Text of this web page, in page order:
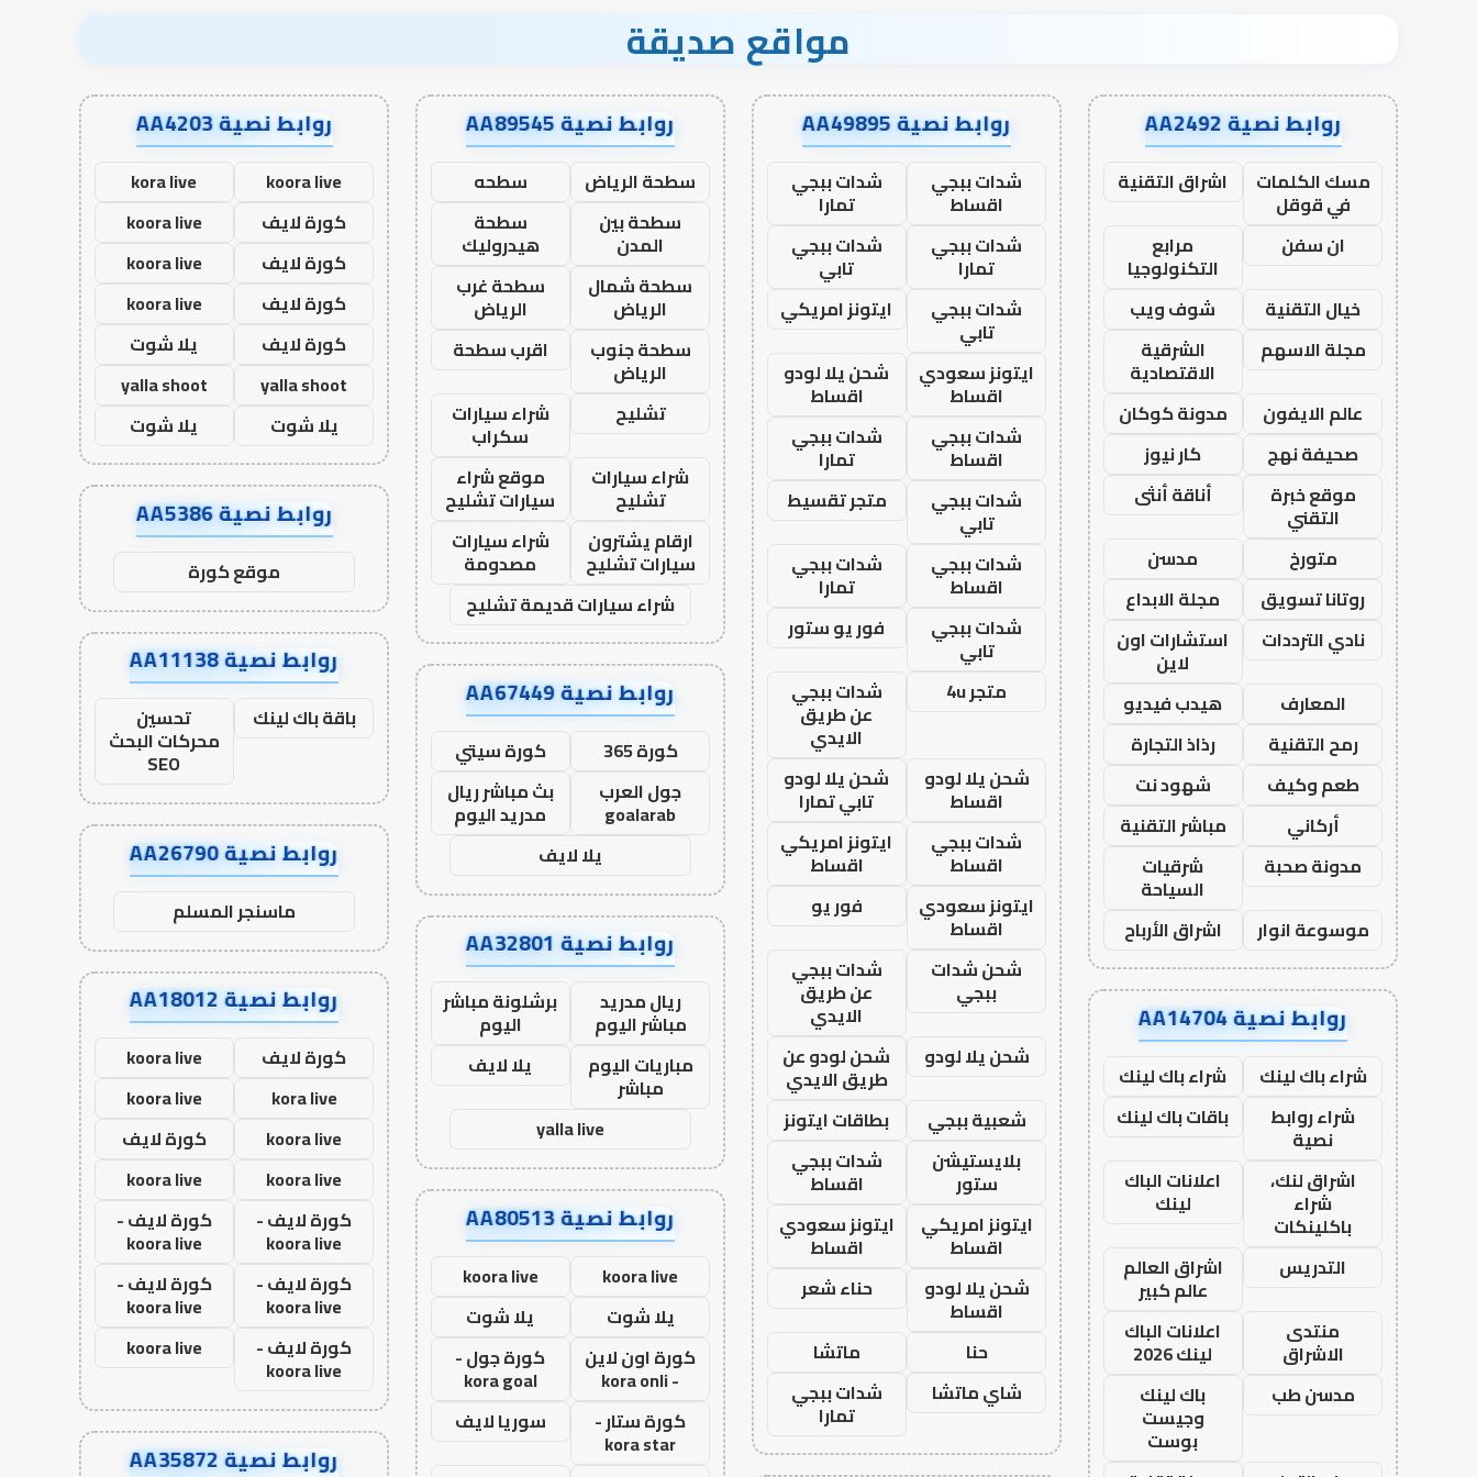
مواقع صديقة
روابط نصية AA2492
مسك الكلمات
في قوقل
اشراق التقنية
ان سفن
مرابع
التكنولوجيا
خيال التقنية
شوف ويب
مجلة الاسهم
الشرقية
الاقتصادية
عالم الايفون
مدونة كوكان
صحيفة نهج
كار نيوز
موقع خبرة
التقني
أناقة أنثى
متورخ
مدسن
روتانا تسويق
مجلة الابداع
نادي الترددات
استشارات اون
لاين
المعارف
هيدب فيديو
رمح التقنية
رذاذ التجارة
طعم وكيف
شهود نت
أركاني
مباشر التقنية
مدونة صحبة
شرقيات
السياحة
موسوعة انوار
اشراق الأرباح
روابط نصية AA14704
شراء باك لينك
شراء باك لينك
شراء روابط
نصية
باقات باك لينك
اشراق لنك،
شراء
باكلينكات
اعلانات الباك
لينك
التدريس
اشراق العالم
عالم كبير
منتدى
الاشراق
اعلانات الباك
لينك 2026
مدسن طب
باك لينك
وجيست
بوست
روابط نصية AA49895
شدات ببجي
اقساط
شدات ببجي
تمارا
شدات ببجي
تمارا
شدات ببجي
تابي
شدات ببجي
تابي
ايتونز امريكي
ايتونز سعودي
اقساط
شحن يلا لودو
اقساط
شدات ببجي
اقساط
شدات ببجي
تمارا
شدات ببجي
تابي
متجر تقسيط
شدات ببجي
اقساط
شدات ببجي
تمارا
شدات ببجي
تابي
فور يو ستور
متجر 4u
شدات ببجي
عن طريق
الايدي
شحن يلا لودو
اقساط
شحن يلا لودو
تابي تمارا
شدات ببجي
اقساط
ايتونز امريكي
اقساط
ايتونز سعودي
اقساط
فور يو
شحن شدات
ببجي
شدات ببجي
عن طريق
الايدي
شحن يلا لودو
شحن لودو عن
طريق الايدي
شعبية ببجي
بطاقات ايتونز
بلايستيشن
ستور
شدات ببجي
اقساط
ايتونز امريكي
اقساط
ايتونز سعودي
اقساط
شحن يلا لودو
اقساط
حناء شعر
حنا
ماتشا
شاي ماتشا
شدات ببجي
تمارا
روابط نصية AA89545
سطحة الرياض
سطحه
سطحة بين
المدن
سطحة
هيدروليك
سطحة شمال
الرياض
سطحة غرب
الرياض
سطحة جنوب
الرياض
اقرب سطحة
تشليح
شراء سيارات
سكراب
شراء سيارات
تشليح
موقع شراء
سيارات تشليح
ارقام يشترون
سيارات تشليح
شراء سيارات
مصدومة
شراء سيارات قديمة تشليح
روابط نصية AA67449
كورة 365
كورة سيتي
جول العرب
goalarab
بث مباشر ريال
مدريد اليوم
يلا لايف
روابط نصية AA32801
ريال مدريد
مباشر اليوم
برشلونة مباشر
اليوم
مباريات اليوم
مباشر
يلا لايف
yalla live
روابط نصية AA80513
koora live
koora live
يلا شوت
يلا شوت
كورة اون لاين
- kora onli
كورة جول -
kora goal
كورة ستار -
kora star
سوريا لايف
روابط نصية AA4203
koora live
kora live
كورة لايف
koora live
كورة لايف
koora live
كورة لايف
koora live
كورة لايف
يلا شوت
yalla shoot
yalla shoot
يلا شوت
يلا شوت
روابط نصية AA5386
موقع كورة
روابط نصية AA11138
باقة باك لينك تحسين
محركات البحث
SEO
روابط نصية AA26790
ماسنجر المسلم
روابط نصية AA18012
كورة لايف
koora live
kora live
koora live
koora live
كورة لايف
koora live
koora live
كورة لايف -
koora live
كورة لايف -
koora live
كورة لايف -
koora live
كورة لايف -
koora live
كورة لايف -
koora live
koora live
روابط نصية AA35872